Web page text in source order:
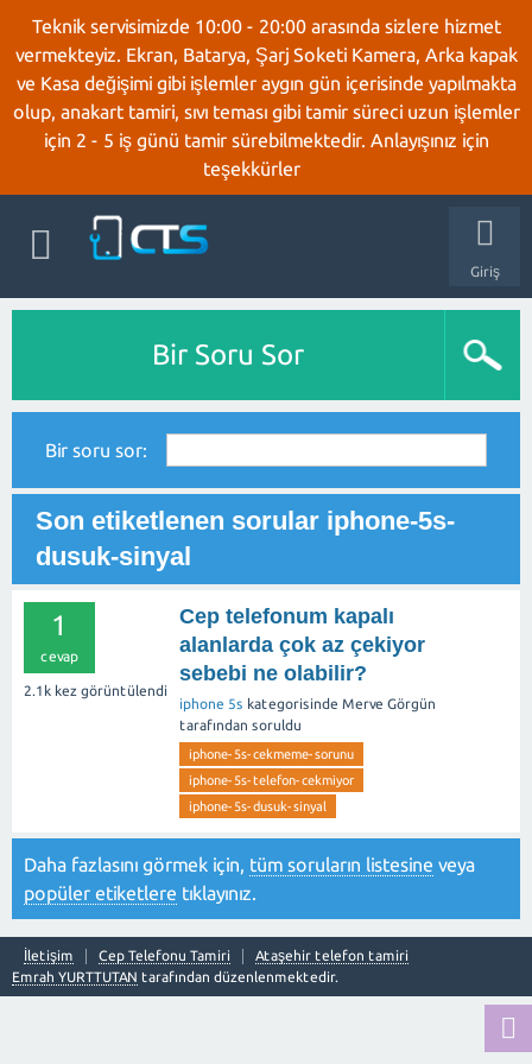
Teknik servisimizde 10:00 - 20:00 arasında sizlere hizmet
vermekteyiz. Ekran, Batarya, Şarj Soketi Kamera, Arka kapak
ve Kasa değişimi gibi işlemler aygın gün içerisinde yapılmakta
olup, anakart tamiri, sıvı teması gibi tamir süreci uzun işlemler
için 2 - 5 iş günü tamir sürebilmektedir. Anlayışınız için
teşekkürler
Giriş
Bir Soru Sor
Bir soru sor:
Son etiketlenen sorular iphone-5s-
dusuk-sinyal
1
cevap
2.1k kez görüntülendi
Cep telefonum kapalı
alanlarda çok az çekiyor
sebebi ne olabilir?
iphone 5s kategorisinde Merve Görgün
tarafından soruldu
iphone-5s-cekmeme-sorunu
iphone-5s-telefon-cekmiyor
iphone-5s-dusuk-sinyal
Daha fazlasını görmek için, tüm soruların listesine veya
popüler etiketlere tıklayınız.
İletişim Cep Telefonu Tamiri
Ataşehir telefon tamiri
Emrah YURTTUTAN tarafından düzenlenmektedir.